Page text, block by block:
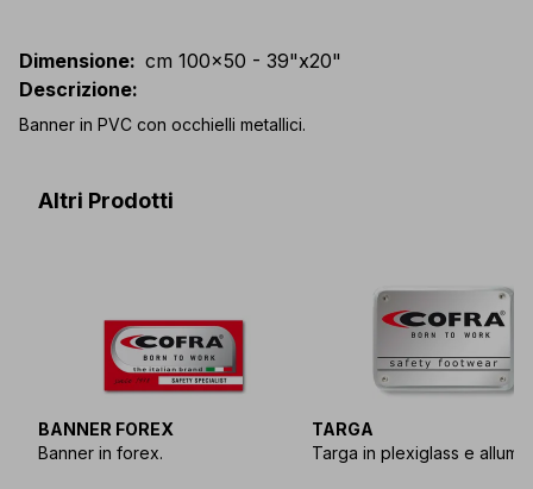
Dimensione: cm 100x50 - 39"x20"
Descrizione:
Banner in PVC con occhielli metallici.
Altri Prodotti
BANNER FOREX
Banner in forex.
TARGA
Targa in plexiglass e